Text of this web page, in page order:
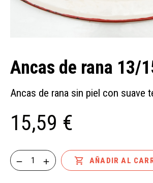
Ancas de rana 13/
Ancas de rana sin piel con suave
15,59 €
 AÑADIR AL